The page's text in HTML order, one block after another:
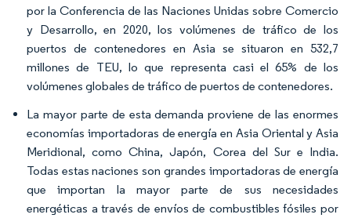
por la Conferencia de las Naciones Unidas sobre Comercio
y Desarrollo, en 2020, los volúmenes de tráfico de los
puertos de contenedores en Asia se situaron en 532,7
millones de TEU, lo que representa casi el 65% de los
volúmenes globales de tráfico de puertos de contenedores.
La mayor parte de esta demanda proviene de las enormes
economías importadoras de energía en Asia Oriental y Asia
Meridional, como China, Japón, Corea del Sur e India.
Todas estas naciones son grandes importadoras de energía
que importan la mayor parte de sus necesidades
energéticas a través de envíos de combustibles fósiles por